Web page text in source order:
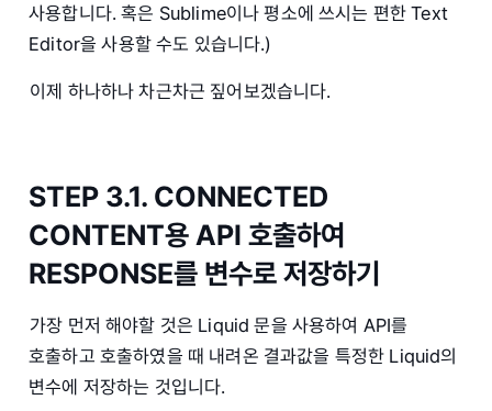
사용합니다. 혹은 Sublime이나 평소에 쓰시는 편한 Text
Editor을 사용할 수도 있습니다.)
이제 하나하나 차근차근 짚어보겠습니다.
STEP 3.1. CONNECTED
CONTENT용 API 호출하여
RESPONSE를 변수로 저장하기
가장 먼저 해야할 것은 Liquid 문을 사용하여 API를
호출하고 호출하였을 때 내려온 결과값을 특정한 Liquid의
변수에 저장하는 것입니다.